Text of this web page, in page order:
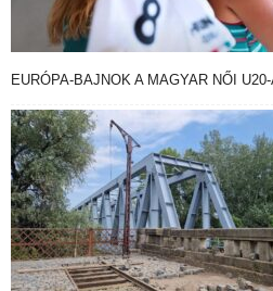
EURÓPA-BAJNOK A MAGYAR NŐI